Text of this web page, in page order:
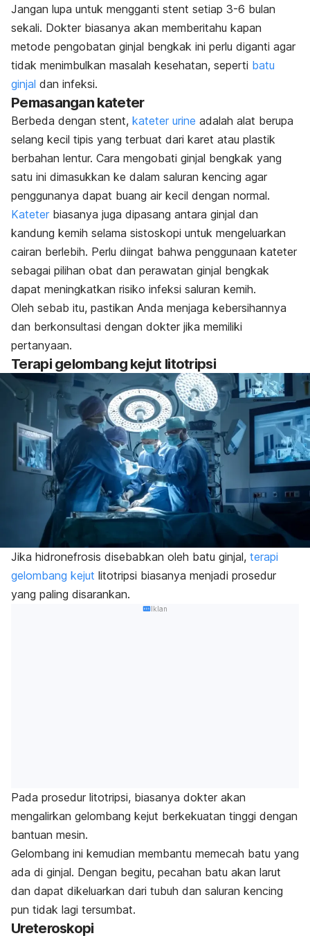
Jangan lupa untuk mengganti stent setiap 3-6 bulan
sekali. Dokter biasanya akan memberitahu kapan
metode pengobatan ginjal bengkak ini perlu diganti agar
tidak menimbulkan masalah kesehatan, seperti batu
ginjal dan infeksi.
Pemasangan kateter
Berbeda dengan stent, kateter urine adalah alat berupa
selang kecil tipis yang terbuat dari karet atau plastik
berbahan lentur. Cara mengobati ginjal bengkak yang
satu ini dimasukkan ke dalam saluran kencing agar
penggunanya dapat buang air kecil dengan normal.
Kateter biasanya juga dipasang antara ginjal dan
kandung kemih selama sistoskopi untuk mengeluarkan
cairan berlebih. Perlu diingat bahwa penggunaan kateter
sebagai pilihan obat dan perawatan ginjal bengkak
dapat meningkatkan risiko infeksi saluran kemih.
Oleh sebab itu, pastikan Anda menjaga kebersihannya
dan berkonsultasi dengan dokter jika memiliki
pertanyaan.
Terapi gelombang kejut litotripsi
Jika hidronefrosis disebabkan oleh batu ginjal, terapi
gelombang kejut litotripsi biasanya menjadi prosedur
yang paling disarankan.
Iklan
Pada prosedur litotripsi, biasanya dokter akan
mengalirkan gelombang kejut berkekuatan tinggi dengan
bantuan mesin.
Gelombang ini kemudian membantu memecah batu yang
ada di ginjal. Dengan begitu, pecahan batu akan larut
dan dapat dikeluarkan dari tubuh dan saluran kencing
pun tidak lagi tersumbat.
Ureteroskopi